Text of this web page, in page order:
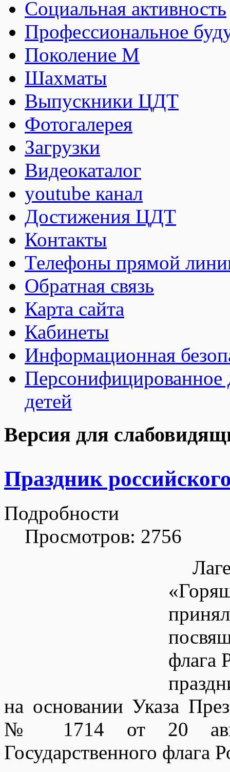
Социальная активность
Профессиональное
Поколение М
Шахматы
Выпускники ЦДТ
Фотогалерея
Загрузки
Видеокаталог
youtube канал
Достижения ЦДТ
Контакты
Телефоны прямой
Обратная связь
Карта сайта
Кабинеты
Информационная
Персонифицированное
детей
Версия для
Праздник
Подробности
Просмотров: 2756
флага
на основании Указа
№ 1714 от 20
Государственного флага